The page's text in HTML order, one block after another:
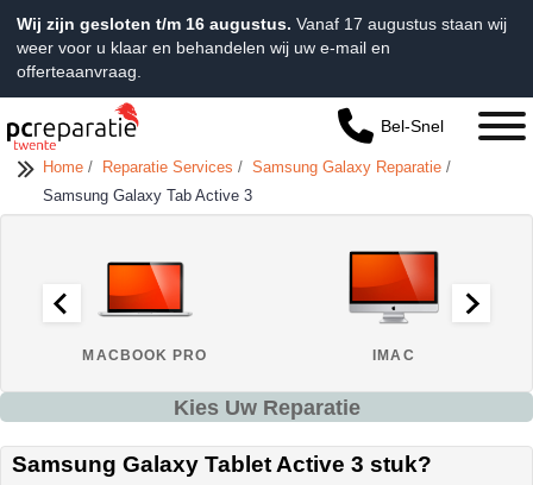
Wij zijn gesloten t/m 16 augustus. Vanaf 17 augustus staan wij
weer voor u klaar en behandelen wij uw e-mail en
offerteaanvraag.
Bel-Snel
Home / Reparatie Services / Samsung Galaxy Reparatie /
Samsung Galaxy Tab Active 3
MACBOOK PRO IMAC
Kies Uw Reparatie
Samsung Galaxy Tablet Active 3 stuk?